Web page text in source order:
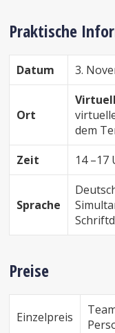
Praktische
Datum 3.
Ort
Virtuell
dem
Zeit
14 –17
Sprache
Preise
Einzelpreis